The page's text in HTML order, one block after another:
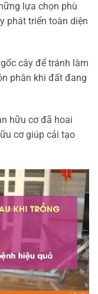
lựa chọn phù
phát triển toàn diện
cây để tránh làm
phân khi đất đang
hữu cơ đã hoai
cơ giúp cải tạo